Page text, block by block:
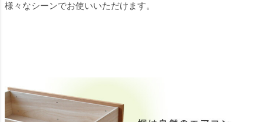
様々なシーンでお使いいただけます。